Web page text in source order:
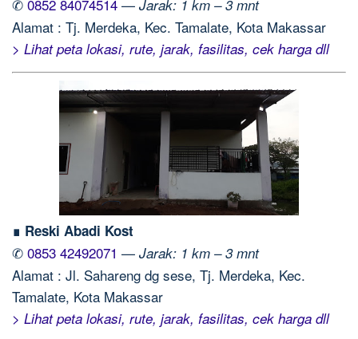
✆ 0852 84074514 — Jarak: 1 km – 3 mnt
Alamat : Tj. Merdeka, Kec. Tamalate, Kota Makassar
> Lihat peta lokasi, rute, jarak, fasilitas, cek harga dll
∎ Reski Abadi Kost
✆ 0853 42492071 — Jarak: 1 km – 3 mnt
Alamat : Jl. Sahareng dg sese, Tj. Merdeka, Kec.
Tamalate, Kota Makassar
> Lihat peta lokasi, rute, jarak, fasilitas, cek harga dll